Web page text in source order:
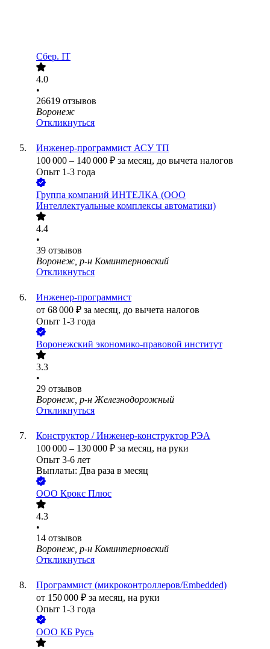
Сбер. IT
4.0
•
26619 отзывов
Воронеж
Откликнуться
Инженер-программист АСУ ТП
100 000 – 140 000 ₽ за месяц, до вычета налогов
Опыт 1-3 года
Группа компаний ИНТЕЛКА (ООО
Интеллектуальные комплексы автоматики)
4.4
•
39 отзывов
Воронеж, р-н Коминтерновский
Откликнуться
Инженер-программист
от 68 000 ₽ за месяц, до вычета налогов
Опыт 1-3 года
Воронежский экономико-правовой институт
3.3
•
29 отзывов
Воронеж, р-н Железнодорожный
Откликнуться
Конструктор / Инженер-конструктор РЭА
100 000 – 130 000 ₽ за месяц, на руки
Опыт 3-6 лет
Выплаты: Два раза в месяц
ООО Крокс Плюс
4.3
•
14 отзывов
Воронеж, р-н Коминтерновский
Откликнуться
Программист (микроконтроллеров/Embedded)
от 150 000 ₽ за месяц, на руки
Опыт 1-3 года
ООО КБ Русь